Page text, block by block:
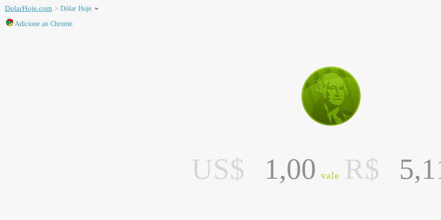
US$ vale R$
DolarHoje.com Dólar Hoje
Adicione ao Chrome